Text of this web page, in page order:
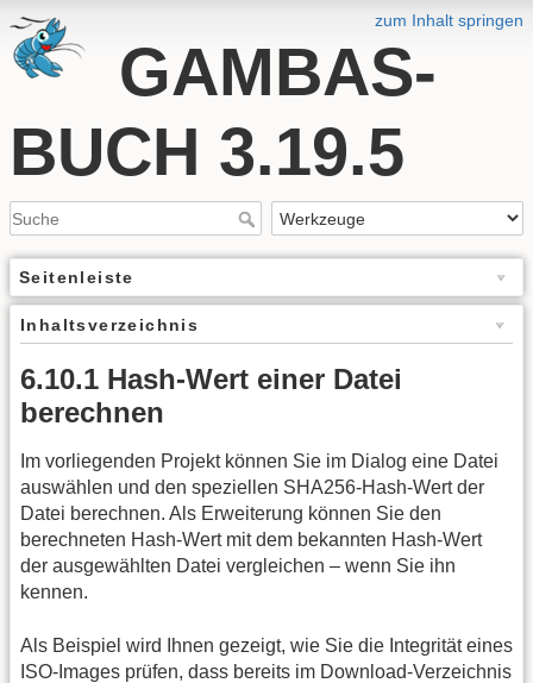
zum Inhalt springen
GAMBAS-
BUCH 3.19.5
Seitenleiste
Inhaltsverzeichnis
6.10.1 Hash-Wert einer Datei
berechnen
Im vorliegenden Projekt können Sie im Dialog eine Datei
auswählen und den speziellen SHA256-Hash-Wert der
Datei berechnen. Als Erweiterung können Sie den
berechneten Hash-Wert mit dem bekannten Hash-Wert
der ausgewählten Datei vergleichen – wenn Sie ihn
kennen.
Als Beispiel wird Ihnen gezeigt, wie Sie die Integrität eines
ISO-Images prüfen, dass bereits im Download-Verzeichnis